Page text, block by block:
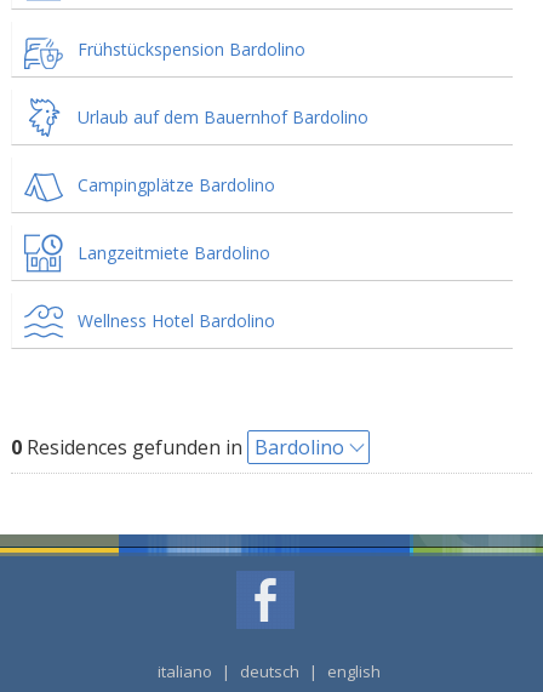
Frühstückspension Bardolino
Urlaub auf dem Bauernhof Bardolino
Campingplätze Bardolino
Langzeitmiete Bardolino
Wellness Hotel Bardolino
0Residences gefunden in Bardolino
italiano | deutsch | english